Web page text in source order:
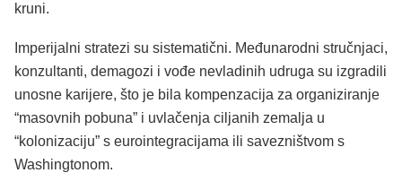
kruni.
Imperijalni stratezi su sistematični. Međunarodni stručnjaci,
konzultanti, demagozi i vođe nevladinih udruga su izgradili
unosne karijere, što je bila kompenzacija za organiziranje
“masovnih pobuna” i uvlačenja ciljanih zemalja u
“kolonizaciju” s eurointegracijama ili savezništvom s
Washingtonom.